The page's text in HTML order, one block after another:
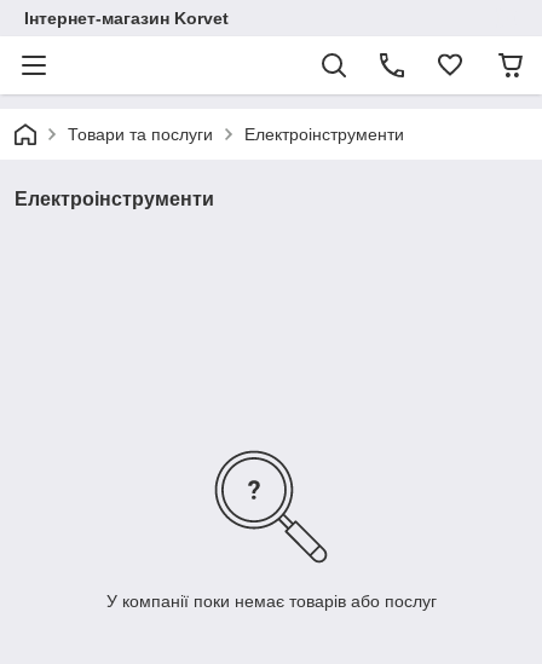
Інтернет-магазин Korvet
Товари та послуги Електроінструменти
Електроінструменти
У компанії поки немає товарів або послуг